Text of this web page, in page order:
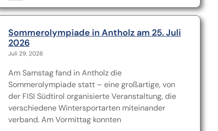
Sommerolympiade in Antholz am 25. Juli
2026
Juli 29, 2026
Am Samstag fand in Antholz die
Sommerolympiade statt – eine großartige, von
der FISI Südtirol organisierte Veranstaltung, die
verschiedene Wintersportarten miteinander
verband. Am Vormittag konnten